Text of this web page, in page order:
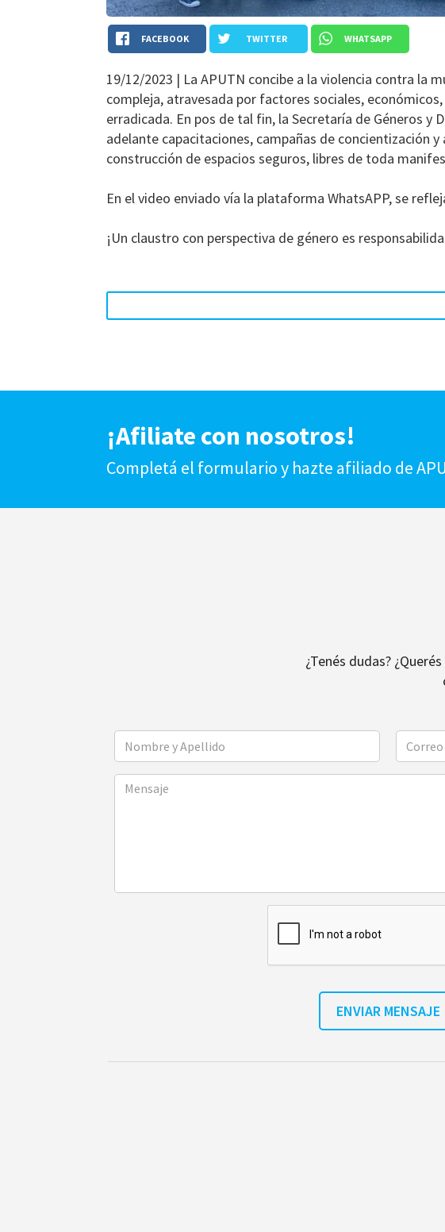
FACEBOOK TWITTER WHATSAPP
19/12/2023 | La APUTN concibe a la violencia contra la
compleja, atravesada por factores sociales,
erradicada. En pos de tal fin, la Secretaría de Géneros y
adelante capacitaciones, campañas de concientización
construcción de espacios seguros, libres de toda
En el video enviado vía la plataforma WhatsAPP, se
¡Un claustro con perspectiva de género es
¡Afiliate con nosotros!
Completá el formulario y hazte afiliado de
¿Tenés dudas?